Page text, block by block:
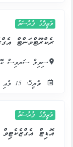
ވަޒީފާގެ ފުރުސަތު
ރެކްރޫޓްމަންޓް
ސިވިލް ސަރވިސް
ތާރީޚް: 15 މެއި 2023
ވަޒީފާގެ ފުރުސަތު
އޮޑިޓް އެގްޒެކެޓިވް